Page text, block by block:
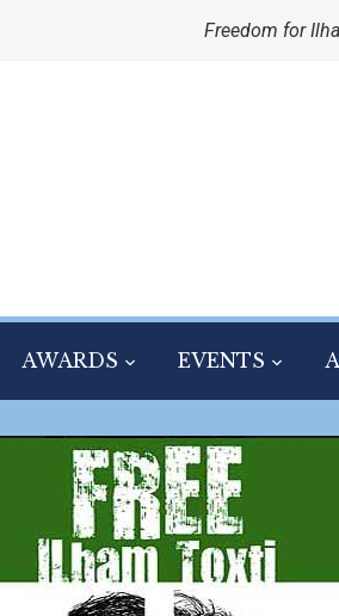
Freedom for
AWARDS EVENTS